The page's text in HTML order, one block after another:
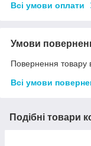
Всі умови оплати
Умови
Повернення товару
Всі умови
Подібні товари